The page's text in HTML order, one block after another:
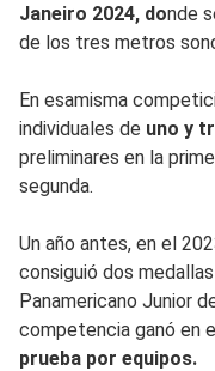
Janeiro 2024, donde
de los tres metros
En esamisma
individuales de uno y
preliminares en la
segunda.
Un año antes, en el
consiguió dos
Panamericano Junior
competencia ganó en
prueba por equipos.